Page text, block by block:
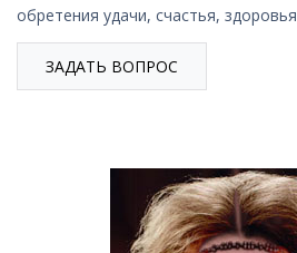
обретения удачи, счастья, здоровья
ЗАДАТЬ ВОПРОС